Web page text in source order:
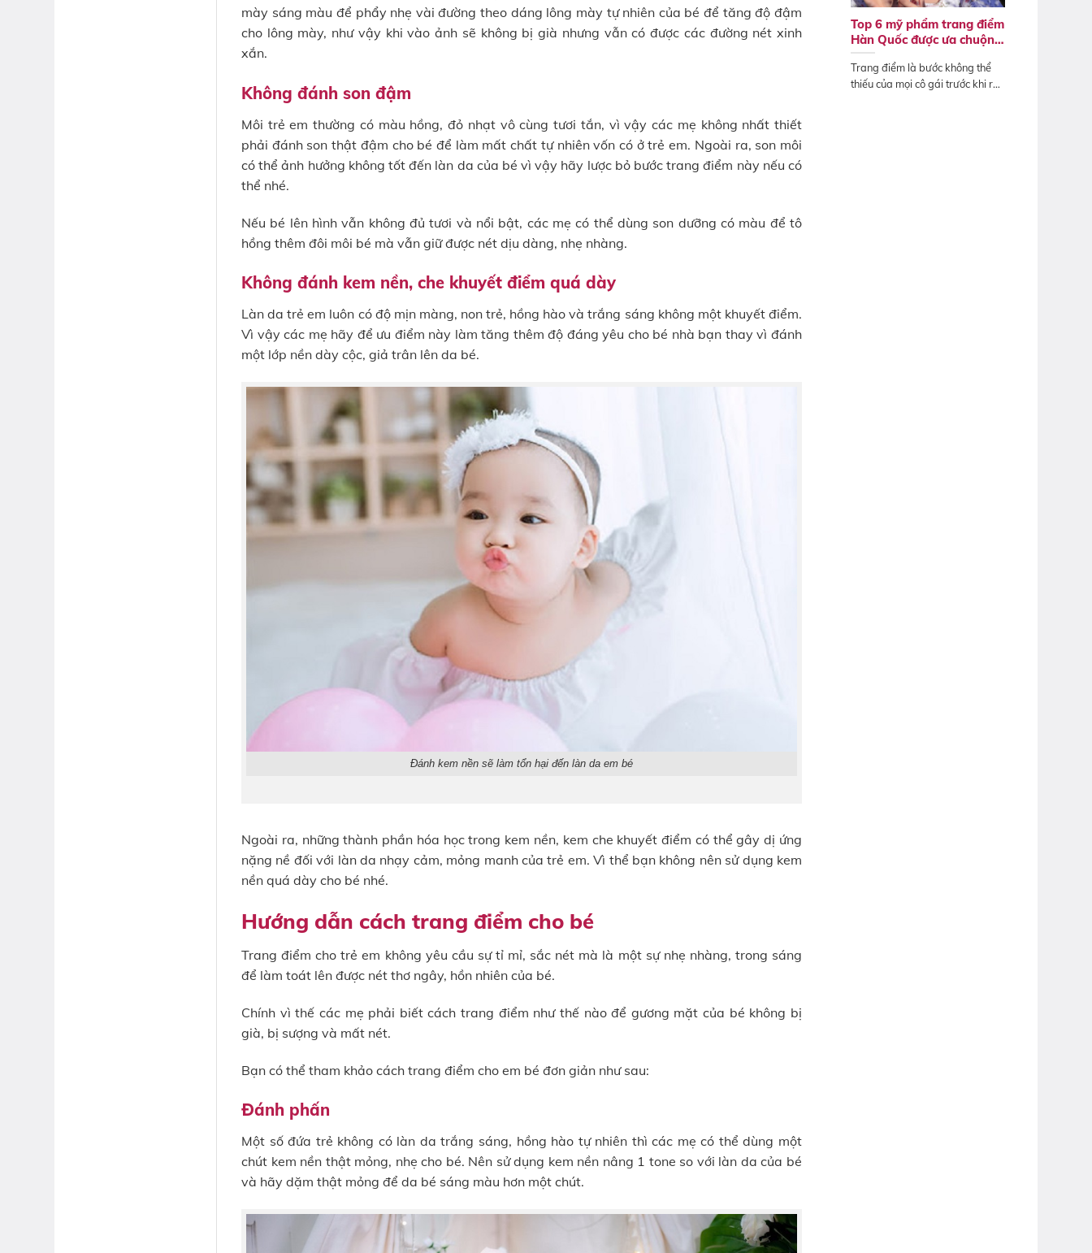
mày sáng màu để phẩy nhẹ vài đường theo dáng lông mày tự nhiên của bé để tăng độ đậm
cho lông mày, như vậy khi vào ảnh sẽ không bị già nhưng vẫn có được các đường nét xinh
xắn.
Không đánh son đậm
Môi trẻ em thường có màu hồng, đỏ nhạt vô cùng tươi tắn, vì vậy các mẹ không nhất thiết
phải đánh son thật đậm cho bé để làm mất chất tự nhiên vốn có ở trẻ em. Ngoài ra, son môi
có thể ảnh hưởng không tốt đến làn da của bé vì vậy hãy lược bỏ bước trang điểm này nếu có
thể nhé.
Nếu bé lên hình vẫn không đủ tươi và nổi bật, các mẹ có thể dùng son dưỡng có màu để tô
hồng thêm đôi môi bé mà vẫn giữ được nét dịu dàng, nhẹ nhàng.
Không đánh kem nền, che khuyết điểm quá dày
Làn da trẻ em luôn có độ mịn màng, non trẻ, hồng hào và trắng sáng không một khuyết điểm.
Vì vậy các mẹ hãy để ưu điểm này làm tăng thêm độ đáng yêu cho bé nhà bạn thay vì đánh
một lớp nền dày cộc, giả trân lên da bé.
Đánh kem nền sẽ làm tổn hại đến làn da em bé
Ngoài ra, những thành phần hóa học trong kem nền, kem che khuyết điểm có thể gây dị ứng
nặng nề đối với làn da nhạy cảm, mỏng manh của trẻ em. Vì thể bạn không nên sử dụng kem
nền quá dày cho bé nhé.
Hướng dẫn cách trang điểm cho bé
Trang điểm cho trẻ em không yêu cầu sự tỉ mỉ, sắc nét mà là một sự nhẹ nhàng, trong sáng
để làm toát lên được nét thơ ngây, hồn nhiên của bé.
Chính vì thế các mẹ phải biết cách trang điểm như thế nào để gương mặt của bé không bị
già, bị sượng và mất nét.
Bạn có thể tham khảo cách trang điểm cho em bé đơn giản như sau:
Đánh phấn
Một số đứa trẻ không có làn da trắng sáng, hồng hào tự nhiên thì các mẹ có thể dùng một
chút kem nền thật mỏng, nhẹ cho bé. Nên sử dụng kem nền nâng 1 tone so với làn da của bé
và hãy dặm thật mỏng để da bé sáng màu hơn một chút.
Top 6 mỹ phẩm trang điểm
Hàn Quốc được ưa chuộng
nhất
Trang điểm là bước không thể
thiếu của mọi cô gái trước khi ra